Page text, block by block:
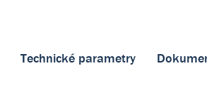
Technické parametry